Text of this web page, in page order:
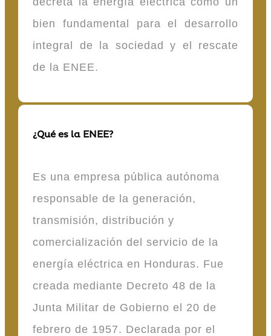
bien fundamental para el desarrollo
integral de la sociedad y el rescate
de la ENEE.
¿Qué es la ENEE?
Es una empresa pública autónoma
responsable de la generación,
transmisión, distribución y
comercialización del servicio de la
energía eléctrica en Honduras. Fue
creada mediante Decreto 48 de la
Junta Militar de Gobierno el 20 de
febrero de 1957. Declarada por el